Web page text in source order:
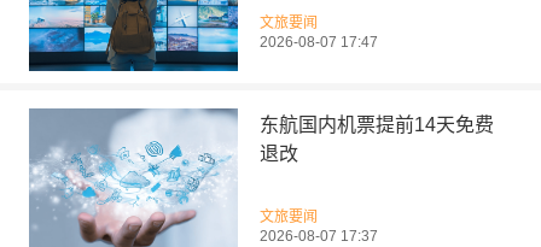
文旅要闻
2026-08-07 17:47
东航国内机票提前14天免费
退改
文旅要闻
2026-08-07 17:37